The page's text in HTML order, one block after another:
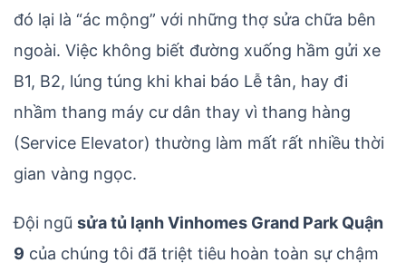
đó lại là “ác mộng” với những thợ sửa chữa bên
ngoài. Việc không biết đường xuống hầm gửi xe
B1, B2, lúng túng khi khai báo Lễ tân, hay đi
nhầm thang máy cư dân thay vì thang hàng
(Service Elevator) thường làm mất rất nhiều thời
gian vàng ngọc.
Đội ngũ sửa tủ lạnh Vinhomes Grand Park Quận
9 của chúng tôi đã triệt tiêu hoàn toàn sự chậm